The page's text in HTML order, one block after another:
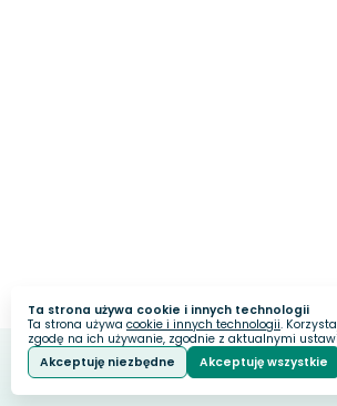
Ta strona używa cookie i innych technologii
Ta strona używa cookie i innych technologii.
zgodę na ich używanie, zgodnie z aktualnymi
Akceptuję niezbędne
Akceptuję wszystkie
Stworzone naWebankieta